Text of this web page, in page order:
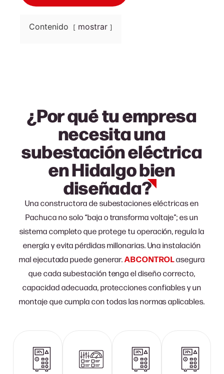
Contenido mostrar
¿Por qué tu empresa
necesita una
subestación eléctrica
en Hidalgo bien
diseñada?
Una constructora de subestaciones eléctricas en
Pachucano solo “baja o transforma voltaje”; es un
sistema completo que protege tu operación, regula la
energía y evita pérdidas millonarias. Una instalación
mal ejecutada puede generar.ABCONTROLasegura
que cada subestación tenga el diseño correcto,
capacidad adecuada, protecciones confiables y un
montaje que cumpla con todas las normas aplicables.